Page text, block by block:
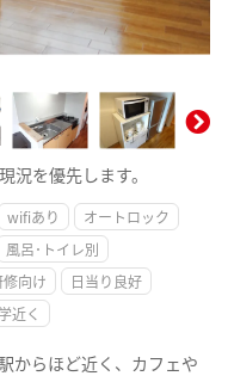
を優先します。
wifiあり
オートロック
風呂･トイレ別
向け
日当り良好
近く
からほど近く、カフェや